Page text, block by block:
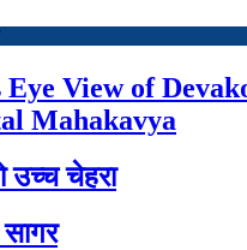
Eye View of
Mahakavya
उच्च चेहरा
सागर